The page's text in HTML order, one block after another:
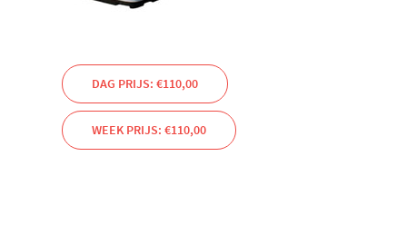
DAG PRIJS: €110,00
WEEK PRIJS: €110,00